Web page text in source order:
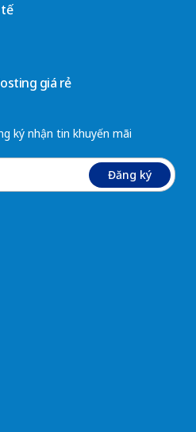
giá rẻ
ký nhận tin khuyến mãi
Đăng ký